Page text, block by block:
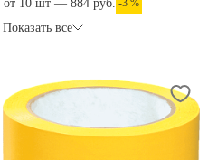
от 10 шт — 884 руб. -3 %
Показать все